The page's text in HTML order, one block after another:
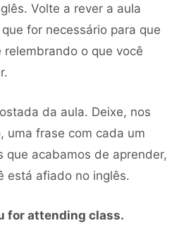
Volte a rever a aula
for necessário para que
relembrando o que você
da aula. Deixe, nos
uma frase com cada um
que acabamos de aprender,
está afiado no inglês.
for attending class.